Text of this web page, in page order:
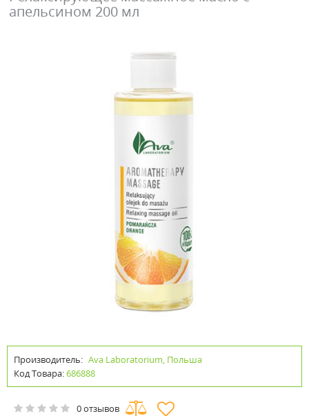
апельсином 200 мл
Производитель: Ava Laboratorium, Польша
Код Товара:686888
0 отзывов